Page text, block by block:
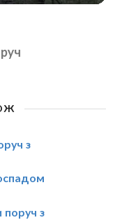
з
поруч з